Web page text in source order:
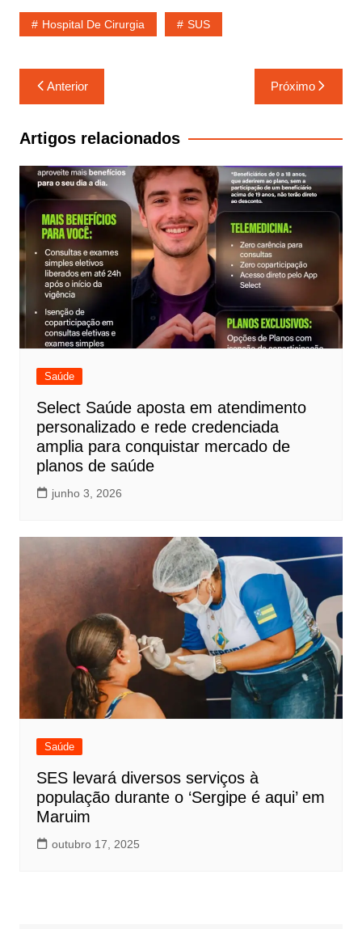
Hospital De Cirurgia SUS
Navegação
de
Post
Anterior Próximo
Artigos relacionados
Saúde
Select Saúde aposta em atendimento
personalizado e rede credenciada
amplia para conquistar mercado de
planos de saúde
junho 3, 2026
Saúde
SES levará diversos serviços à
população durante o ‘Sergipe é aqui’ em
Maruim
outubro 17, 2025